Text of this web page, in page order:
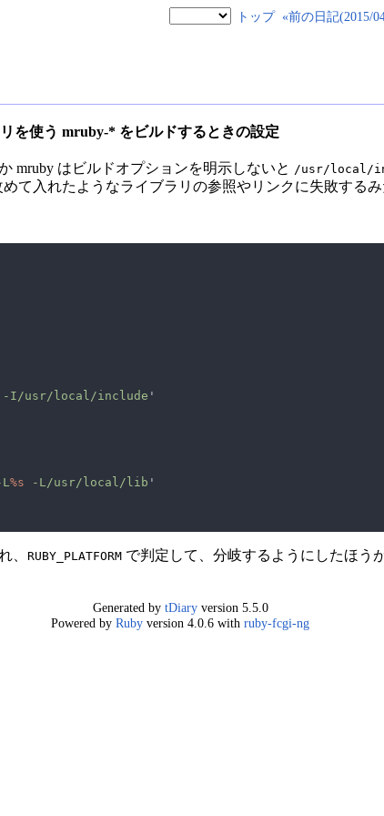
トップ «前の日記(2015/
を使う mruby-* をビルドするときの設定
mruby はビルドオプションを明示しないと /usr/local/
めて入れたようなライブラリの参照やリンクに失敗するみ
-I/usr/local/include
L%s -L/usr/local/lib
、 RUBY_PLATFORM で判定して、分岐するようにしたほう
Generated by tDiaryversion 5.5.0
Powered by Ruby version 4.0.6 with ruby-fcgi-ng